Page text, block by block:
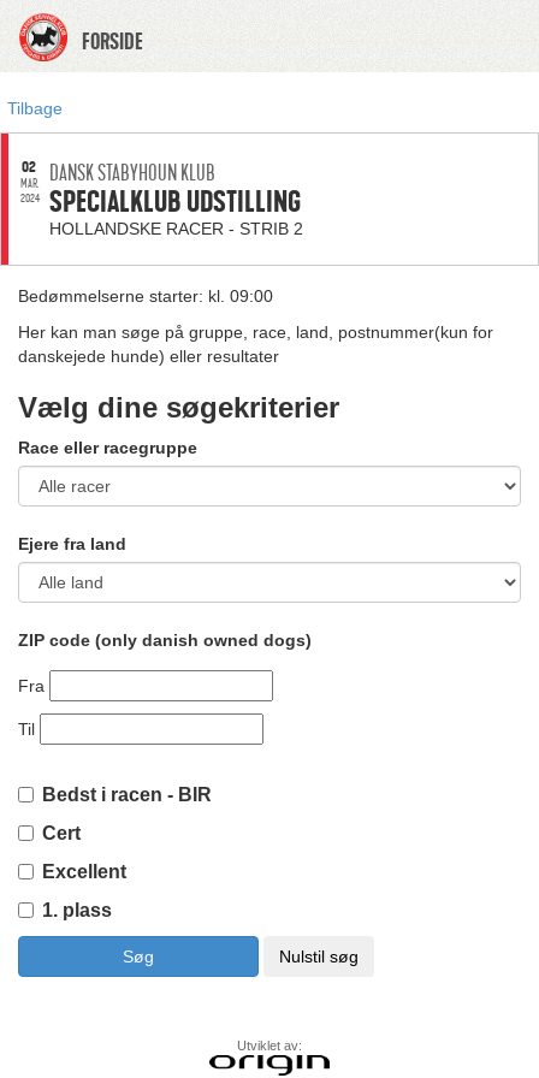
FORSIDE
Tilbage
02
MAR.
2024
DANSK STABYHOUN KLUB
SPECIALKLUB UDSTILLING
HOLLANDSKE RACER - STRIB 2
Bedømmelserne starter: kl. 09:00
Her kan man søge på gruppe, race, land, postnummer(kun for
danskejede hunde) eller resultater
Vælg dine søgekriterier
Race eller racegruppe
Ejere fra land
ZIP code (only danish owned dogs)
Fra
Til
Bedst i racen - BIR
Cert
Excellent
1. plass
Utviklet av: